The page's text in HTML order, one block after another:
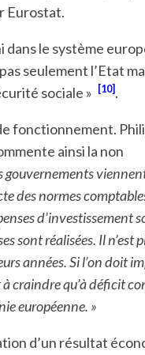
Eurostat.
le système
seulement l’Etat
sociale »
[10].
fonctionnement.
ainsi la non
gouvernements
des normes
d’investissement
sont réalisées. Il n’est
années. Si l’on doit
craindre qu’à déficit
européenne. »
d’un résultat